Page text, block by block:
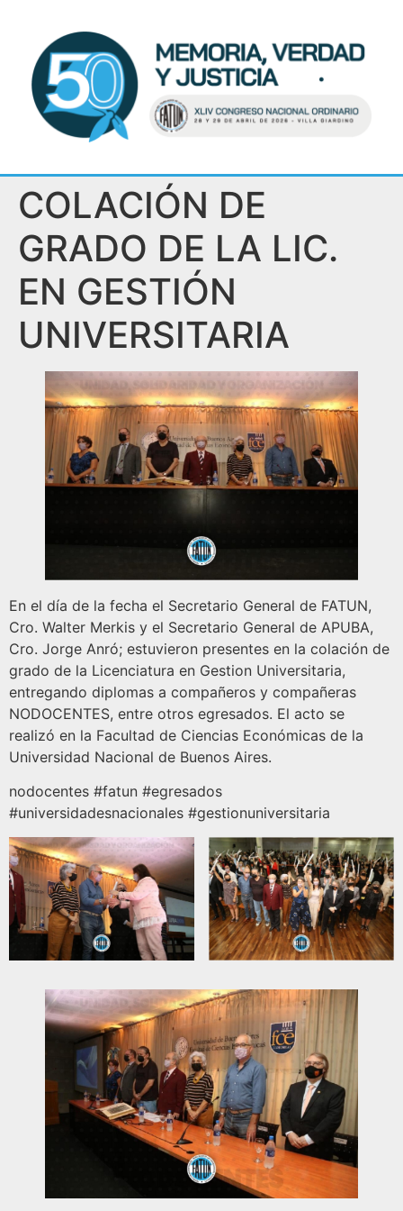
COLACIÓN DE
GRADO DE LA LIC.
EN GESTIÓN
UNIVERSITARIA
En el día de la fecha el Secretario General de FATUN,
Cro. Walter Merkis y el Secretario General de APUBA,
Cro. Jorge Anró; estuvieron presentes en la colación de
grado de la Licenciatura en Gestion Universitaria,
entregando diplomas a compañeros y compañeras
NODOCENTES, entre otros egresados. El acto se
realizó en la Facultad de Ciencias Económicas de la
Universidad Nacional de Buenos Aires.
nodocentes #fatun #egresados
#universidadesnacionales #gestionuniversitaria